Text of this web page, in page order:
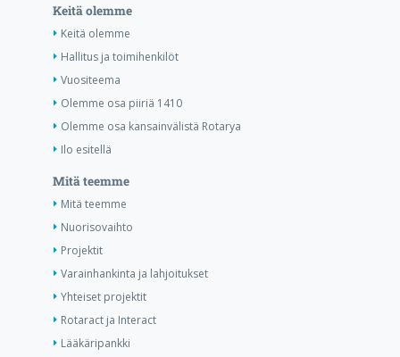
Keitä olemme
Keitä olemme
Hallitus ja toimihenkilöt
Vuositeema
Olemme osa piiriä 1410
Olemme osa kansainvälistä Rotarya
Ilo esitellä
Mitä teemme
Mitä teemme
Nuorisovaihto
Projektit
Varainhankinta ja lahjoitukset
Yhteiset projektit
Rotaract ja Interact
Lääkäripankki